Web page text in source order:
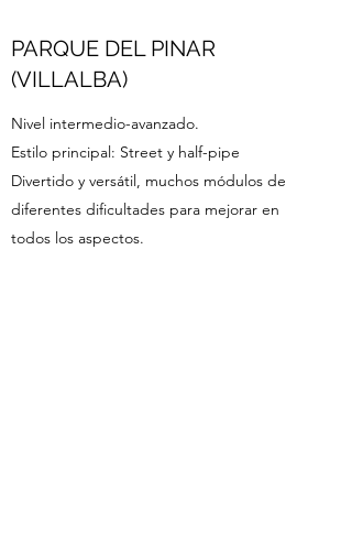
PARQUE DEL PINAR
(VILLALBA)
Nivel intermedio-avanzado.
Estilo principal: Street y half-pipe
Divertido y versátil, muchos módulos de
diferentes dificultades para mejorar en
todos los aspectos.